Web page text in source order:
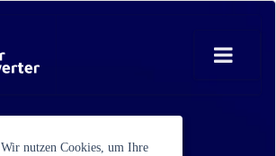
Wir nutzen Cookies, um Ihre